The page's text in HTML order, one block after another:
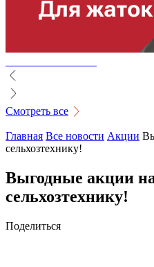
Смотреть все
Главная Все новости Акции
сельхозтехнику!
Выгодные акции
сельхозтехнику!
Поделиться